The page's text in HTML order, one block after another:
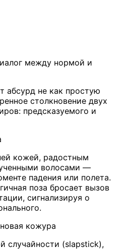
между нормой и
абсурд не как простую
столкновение двух
предсказуемого и
кожей, радостным
волосами —
падения или полета.
поза бросает вызов
сигнализируя о
кожура
случайности (slapstick),